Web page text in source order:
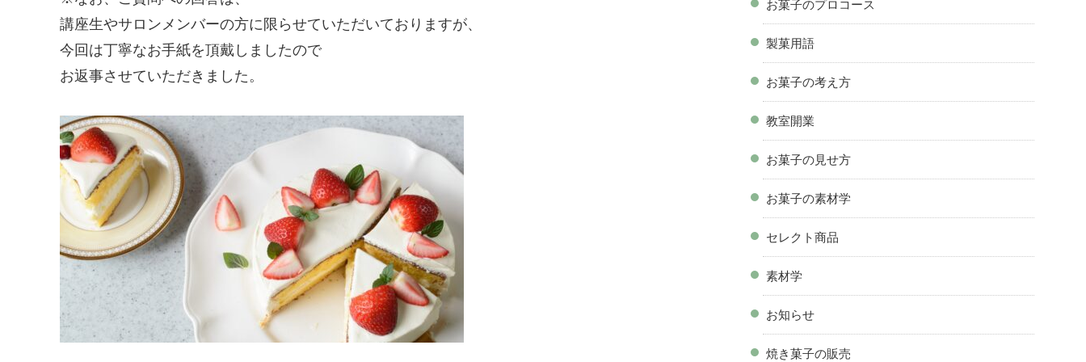
講座生やサロンメンバーの方に限らせていただいておりますが、
今回は丁寧なお手紙を頂戴しましたので
お返事させていただきました。
お菓子のプロコース
製菓用語
お菓子の考え方
教室開業
お菓子の見せ方
お菓子の素材学
セレクト商品
素材学
お知らせ
焼き菓子の販売